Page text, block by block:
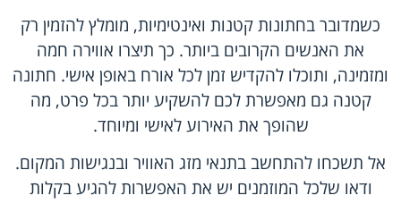
כשמדובר בחתונות קטנות ואינטימיות, מומלץ להזמין רק
את האנשים הקרובים ביותר. כך תיצרו אווירה חמה
ומזמינה, ותוכלו להקדיש זמן לכל אורח באופן אישי. חתונה
קטנה גם מאפשרת לכם להשקיע יותר בכל פרט, מה
שהופך את האירוע לאישי ומיוחד.
אל תשכחו להתחשב בתנאי מזג האוויר ובנגישות המקום.
ודאו שלכל המוזמנים יש את האפשרות להגיע בקלות